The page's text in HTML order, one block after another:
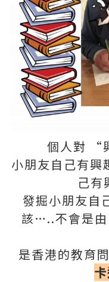
個人對 “
小朋友自己有興
己
發掘小朋友自
該…..不會是
是香港的教育